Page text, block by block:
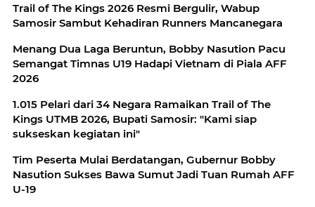
Trail of The Kings 2026 Resmi Bergulir, Wabup
Samosir Sambut Kehadiran Runners Mancanegara
Menang Dua Laga Beruntun, Bobby Nasution Pacu
Semangat Timnas U19 Hadapi Vietnam di Piala AFF
2026
1.015 Pelari dari 34 Negara Ramaikan Trail of The
Kings UTMB 2026, Bupati Samosir: "Kami siap
sukseskan kegiatan ini"
Tim Peserta Mulai Berdatangan, Gubernur Bobby
Nasution Sukses Bawa Sumut Jadi Tuan Rumah AFF
U-19